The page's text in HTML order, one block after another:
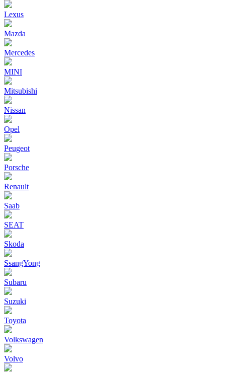
Lexus
Mazda
Mercedes
MINI
Mitsubishi
Nissan
Opel
Peugeot
Porsche
Renault
Saab
SEAT
Skoda
SsangYong
Subaru
Suzuki
Toyota
Volkswagen
Volvo